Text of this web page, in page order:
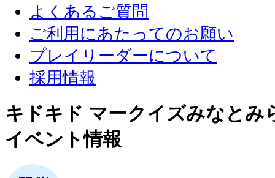
よくあるご質問
ご利用にあたってのお願い
プレイリーダーについて
採用情報
キドキド マークイズみなとみ
イベント情報